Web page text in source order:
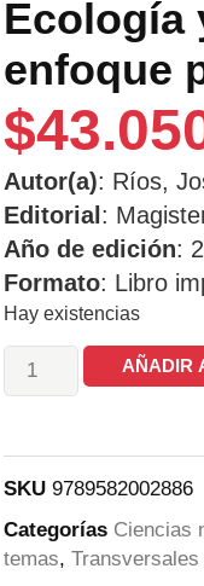
Ecología
enfoque
$
Autor(a): Ríos,
Editorial:
Año de edición:
Formato: Libro
Hay existencias
AÑADIR
SKU 9789582002886
Categorías Ciencias
temas, Transversales